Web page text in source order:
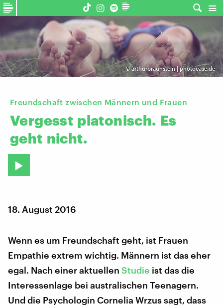
©arthurbraunstein | photocase.de
Freundschaft zwischen Männern und Frauen
Vergesst platonisch. Es
geht nicht.
18. August 2016
Wenn es um Freundschaft geht, ist Frauen
Empathie extrem wichtig. Männern ist das eher
egal. Nach einer aktuellen Studie ist das die
Interessenlage bei australischen Teenagern.
Und die Psychologin Cornelia Wrzus sagt, dass